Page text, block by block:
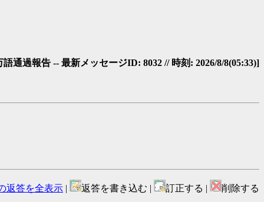
通過報告 -- 最新メッセージID: 8032 // 時刻: 2026/8/8(05:33)]
返答を全表示 | 返答を書き込む | 訂正する | 削除する